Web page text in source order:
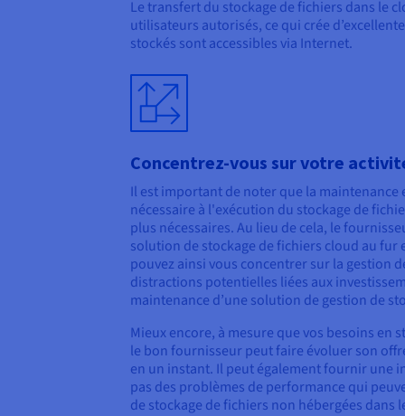
Le transfert du stockage de fichiers dans le
utilisateurs autorisés, ce qui crée
stockés sont accessibles via Internet.
Concentrez-vous sur votre
Il est important de noter que la maintenance
nécessaire à l'exécution du stockage de
plus nécessaires. Au lieu de cela, le
solution de stockage de fichiers cloud au fur
pouvez ainsi vous concentrer sur la gestion
distractions potentielles liées aux
maintenance d’une solution de gestion de
Mieux encore, à mesure que vos besoins en
le bon fournisseur peut faire évoluer son
en un instant. Il peut également fournir une
pas des problèmes de performance qui
de stockage de fichiers non hébergées dans